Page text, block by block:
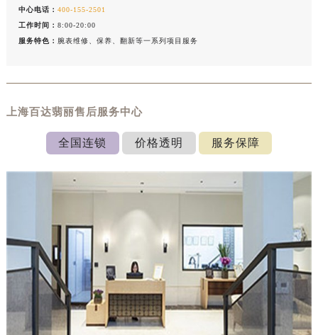
中心电话：400-155-2501
工作时间：8:00-20:00
服务特色： 腕表维修、保养、翻新等一系列项目服务
上海百达翡丽售后服务中心
全国连锁 价格透明 服务保障